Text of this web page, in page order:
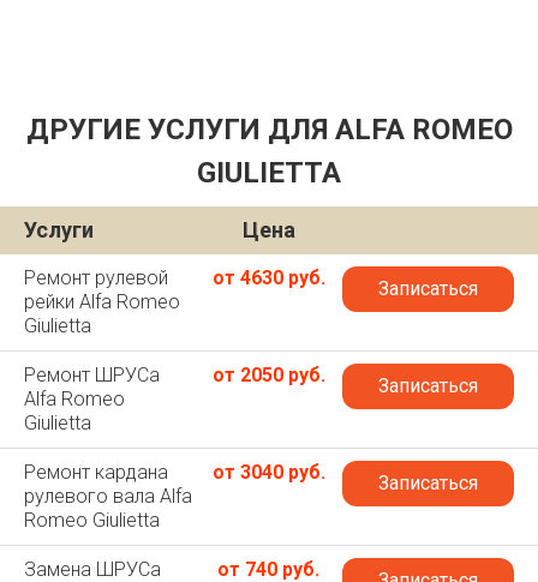
ДРУГИЕ УСЛУГИ ДЛЯ ALFA ROMEO
GIULIETTA
Услуги Цена
Ремонт рулевой
рейки Alfa Romeo
Giulietta
от 4630 руб. Записаться
Ремонт ШРУСа
Alfa Romeo
Giulietta
от 2050 руб. Записаться
Ремонт кардана
рулевого вала Alfa
Romeo Giulietta
от 3040 руб. Записаться
Замена ШРУСа
от 740 руб.